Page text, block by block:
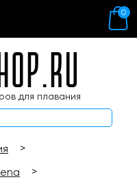
для плавания
0
>
>